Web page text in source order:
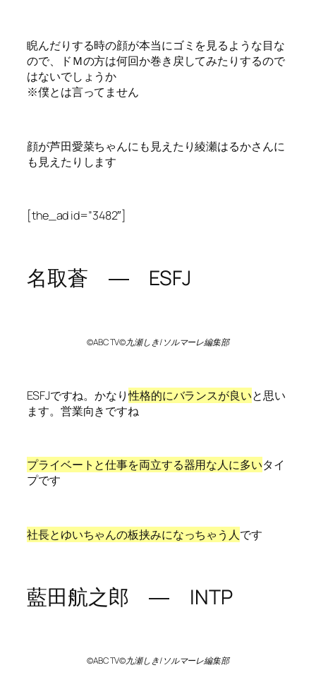
睨んだりする時の顔が本当にゴミを見るような目な
ので、ドＭの方は何回か巻き戻してみたりするので
はないでしょうか
※僕とは言ってません
顔が芦田愛菜ちゃんにも見えたり綾瀬はるかさんに
も見えたりします
[the_ad id=”3482″]
名取蒼 ― ESFJ
©ABC TV©九瀬しき/ソルマーレ編集部
ESFJですね。かなり性格的にバランスが良いと思い
ます。営業向きですね
プライベートと仕事を両立する器用な人に多いタイ
プです
社長とゆいちゃんの板挟みになっちゃう人です
藍田航之郎 ― INTP
©ABC TV©九瀬しき/ソルマーレ編集部